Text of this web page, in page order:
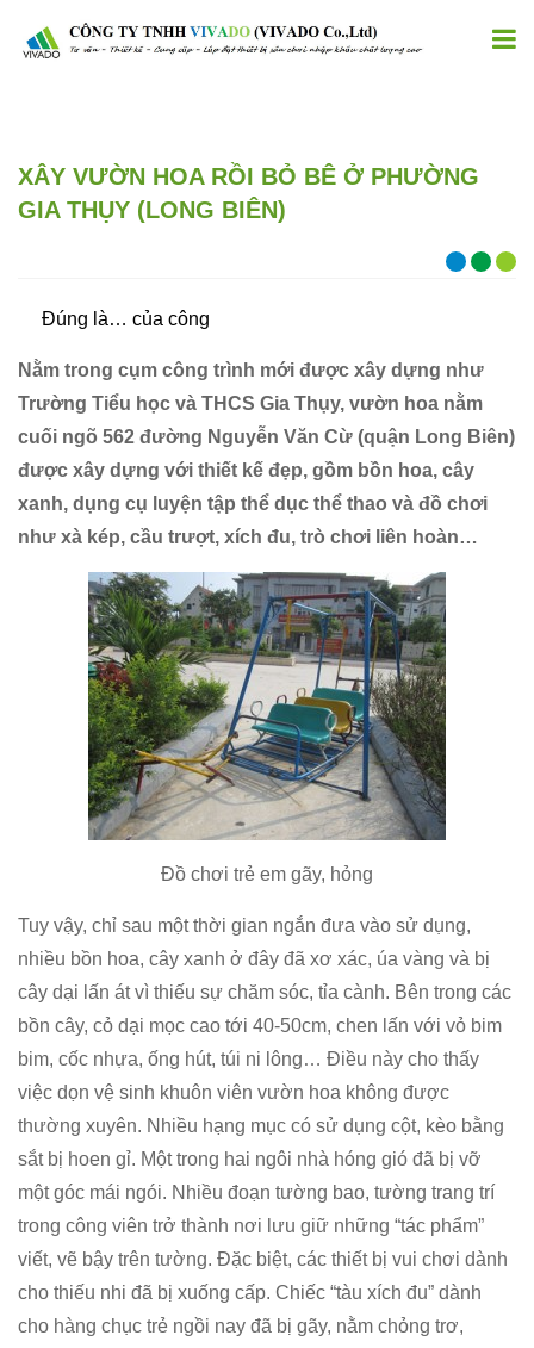
XÂY VƯỜN HOA RỒI BỎ BÊ Ở PHƯỜNG
GIA THỤY (LONG BIÊN)
Ðúng là… của công
Nằm trong cụm công trình mới được xây dựng như
Trường Tiểu học và THCS Gia Thụy, vườn hoa nằm
cuối ngõ 562 đường Nguyễn Văn Cừ (quận Long Biên)
được xây dựng với thiết kế đẹp, gồm bồn hoa, cây
xanh, dụng cụ luyện tập thể dục thể thao và đồ chơi
như xà kép, cầu trượt, xích đu, trò chơi liên hoàn…
Đồ chơi trẻ em gãy, hỏng
Tuy vậy, chỉ sau một thời gian ngắn đưa vào sử dụng,
nhiều bồn hoa, cây xanh ở đây đã xơ xác, úa vàng và bị
cây dại lấn át vì thiếu sự chăm sóc, tỉa cành. Bên trong các
bồn cây, cỏ dại mọc cao tới 40-50cm, chen lấn với vỏ bim
bim, cốc nhựa, ống hút, túi ni lông… Điều này cho thấy
việc dọn vệ sinh khuôn viên vườn hoa không được
thường xuyên. Nhiều hạng mục có sử dụng cột, kèo bằng
sắt bị hoen gỉ. Một trong hai ngôi nhà hóng gió đã bị vỡ
một góc mái ngói. Nhiều đoạn tường bao, tường trang trí
trong công viên trở thành nơi lưu giữ những “tác phẩm”
viết, vẽ bậy trên tường. Đặc biệt, các thiết bị vui chơi dành
cho thiếu nhi đã bị xuống cấp. Chiếc “tàu xích đu” dành
cho hàng chục trẻ ngồi nay đã bị gãy, nằm chỏng trơ,